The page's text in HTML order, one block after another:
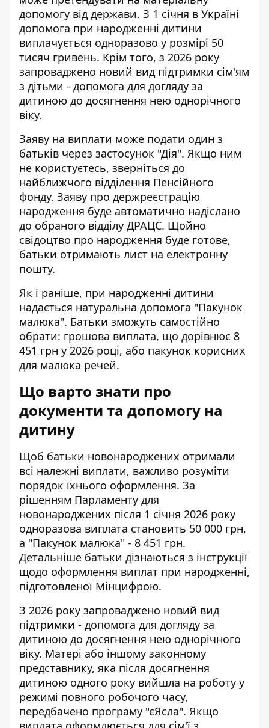
допомогу від держави. З 1 січня в Україні
допомога при народженні дитини
виплачується одноразово у розмірі 50
тисяч гривень. Крім того, з 2026 року
запроваджено новий вид підтримки сім'ям
з дітьми - допомога для догляду за
дитиною до досягнення нею однорічного
віку.
Заяву на виплати може подати один з
батьків через застосунок "Дія". Якщо ним
не користуєтесь, зверніться до
найближчого відділення Пенсійного
фонду. Заяву про держреєстрацію
народження буде автоматично надіслано
до обраного відділу ДРАЦС. Щойно
свідоцтво про народження буде готове,
батьки отримають лист на електронну
пошту.
Як і раніше, при народженні дитини
надається натуральна допомога "Пакунок
малюка". Батьки зможуть самостійно
обрати: грошова виплата, що дорівнює 8
451 грн у 2026 році, або пакунок корисних
для малюка речей.
Що варто знати про
документи та допомогу на
дитину
Щоб батьки новонароджених отримали
всі належні виплати, важливо розуміти
порядок їхнього оформлення. За
рішенням Парламенту для
новонароджених після 1 січня 2026 року
одноразова виплата становить 50 000 грн,
а "Пакунок малюка" - 8 451 грн.
Детальніше батьки дізнаються з інструкції
щодо оформлення виплат при народженні,
підготовленої Мінцифрою.
З 2026 року запроваджено новий вид
підтримки - допомога для догляду за
дитиною до досягнення нею однорічного
віку. Матері або іншому законному
представнику, яка після досягнення
дитиною одного року вийшла на роботу у
режимі повного робочого часу,
передбачено програму "єЯсла". Якщо